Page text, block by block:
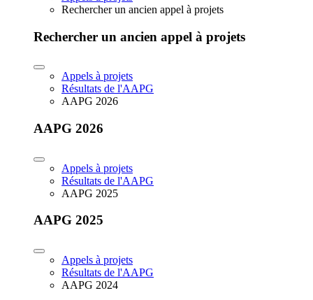
Rechercher un ancien appel à projets
Rechercher un ancien appel à projets
Appels à projets
Résultats de l'AAPG
AAPG 2026
AAPG 2026
Appels à projets
Résultats de l'AAPG
AAPG 2025
AAPG 2025
Appels à projets
Résultats de l'AAPG
AAPG 2024